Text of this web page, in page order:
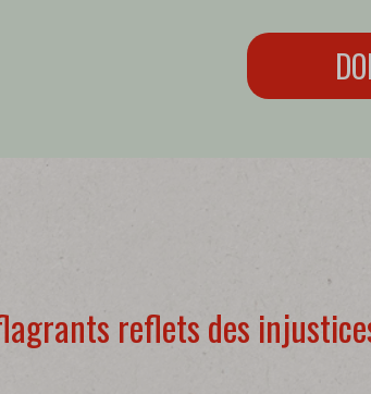
reflets des